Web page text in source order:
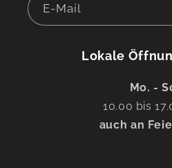
E-Mail
Lokale
Mo. -
10.00 bis
auch an